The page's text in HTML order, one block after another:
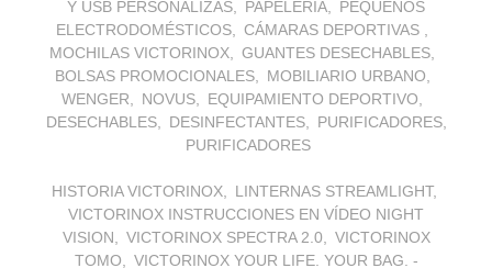
Y USB PERSONALIZAS
PAPELERIA
PEQUEÑOS
ELECTRODOMÉSTICOS
CÁMARAS DEPORTIVAS
MOCHILAS VICTORINOX
GUANTES DESECHABLES
BOLSAS PROMOCIONALES
MOBILIARIO URBANO
WENGER
NOVUS
EQUIPAMIENTO DEPORTIVO
DESECHABLES
DESINFECTANTES
PURIFICADORES
PURIFICADORES
HISTORIA VICTORINOX
LINTERNAS STREAMLIGHT
VICTORINOX INSTRUCCIONES EN VÍDEO NIGHT
VISION
VICTORINOX SPECTRA 2.0
VICTORINOX
TOMO
VICTORINOX YOUR LIFE. YOUR BAG. -